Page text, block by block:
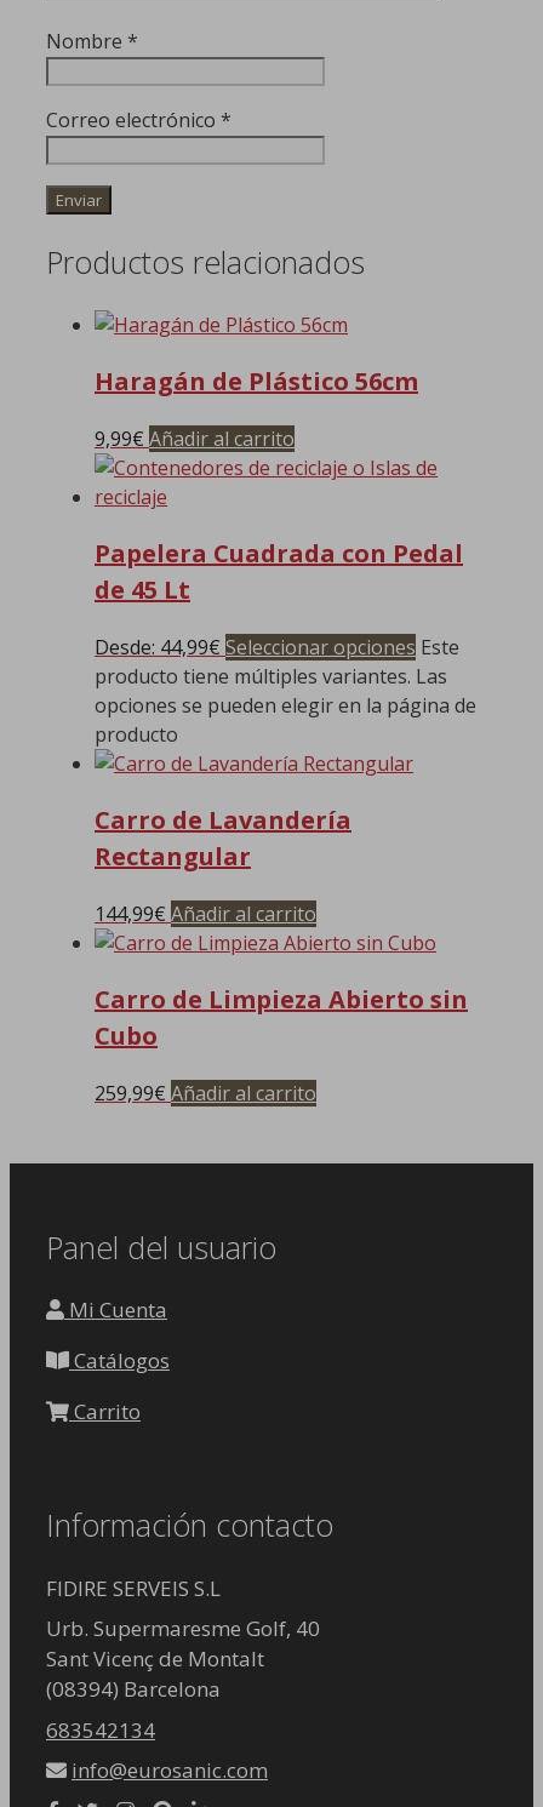
Nombre *
Correo electrónico *
Productos relacionados
Haragán de Plástico 56cm
9,99€ Añadir al carrito
Papelera Cuadrada con Pedal
de 45 Lt
Desde: 44,99€ Seleccionar opciones Este
producto tiene múltiples variantes. Las
opciones se pueden elegir en la página de
producto
Carro de Lavandería
Rectangular
144,99€ Añadir al carrito
Carro de Limpieza Abierto sin
Cubo
259,99€ Añadir al carrito
Panel del usuario
Mi Cuenta
Catálogos
Carrito
Información contacto
FIDIRE SERVEIS S.L
Urb. Supermaresme Golf, 40
Sant Vicenç de Montalt
(08394) Barcelona
683542134
info@eurosanic.com